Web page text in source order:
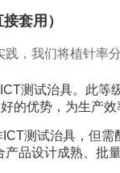
套用）
，我们将植针率
ICT测试治具。此
的优势，为生产效
ICT测试治具，但
品设计成熟、批